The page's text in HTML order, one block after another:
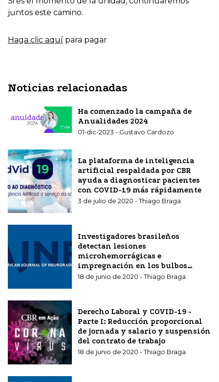
juntos este camino.
Haga clic aquí para pagar
Noticias relacionadas
Ha comenzado la campaña de
Anualidades 2024
01-dic-2023 - Gustavo Cardozo
La plataforma de inteligencia
artificial respaldada por CBR
ayuda a diagnosticar pacientes
con COVID-19 más rápidamente
3 de julio de 2020 - Thiago Braga
Investigadores brasileños
detectan lesiones
microhemorrágicas e
impregnación en los bulbos
olfatorios en resonancia
Neuroradiology (AJNR)
18 de junio de 2020 - Thiago Braga
Derecho Laboral y COVID-19 -
Parte I: Reducción proporcional
de jornada y salario y suspensión
del contrato de trabajo
18 de junio de 2020 - Thiago Braga